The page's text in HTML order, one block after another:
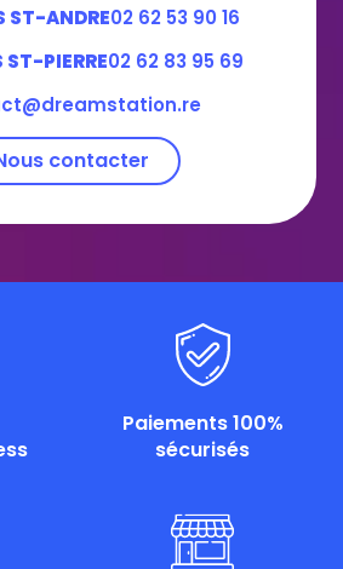
ST-ANDRE02 62 53 90 16
PIERRE02 62 83 95 69
contacter
Paiements 100%
sécurisés